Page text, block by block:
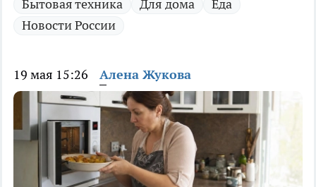
Бытовая техника Для дома
Еда
Новости России
19 мая 15:26 Алена Жукова